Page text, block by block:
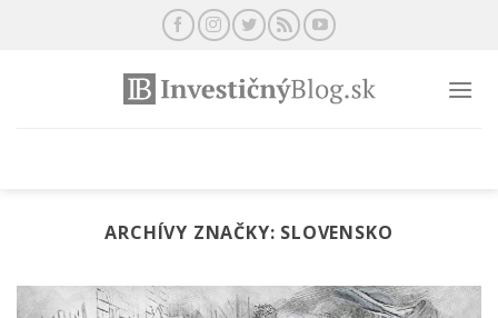
ARCHÍVY ZNAČKY: SLOVENSKO